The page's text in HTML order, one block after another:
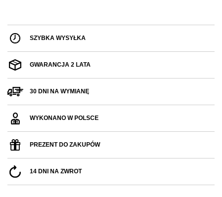
SZYBKA WYSYŁKA
GWARANCJA 2 LATA
30 DNI NA WYMIANĘ
WYKONANO W POLSCE
PREZENT DO ZAKUPÓW
14 DNI NA ZWROT